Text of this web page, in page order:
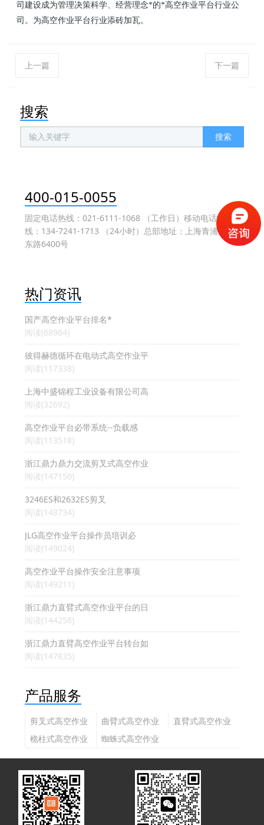
司建设成为管理决策科学、经营理念*的*高空作业平台行业公
司。为高空作业平台行业添砖加瓦。
上一篇 下一篇
搜索
搜索
400-015-0055
固定电话热线：021-6111-1068 （工作日）移动电话热
线：134-7241-1713 （24小时）总部地址：上海青浦盈港
东路6400号
热门资讯
国产高空作业平台排名*
阅读(68964)
彼得赫德循环在电动式高空作业平
阅读(117338)
上海中盛锦程工业设备有限公司高
阅读(32692)
高空作业平台必带系统--负载感
阅读(113518)
浙江鼎力鼎力交流剪叉式高空作业
阅读(147150)
3246ES和2632ES剪叉
阅读(148734)
JLG高空作业平台操作员培训必
阅读(149024)
高空作业平台操作安全注意事项
阅读(149211)
浙江鼎力直臂式高空作业平台的日
阅读(144258)
浙江鼎力直臂高空作业平台转台如
阅读(147835)
产品服务
剪叉式高空作业
平台
曲臂式高空作业
平台
直臂式高空作业
桅柱式高空作业
蜘蛛式高空作业